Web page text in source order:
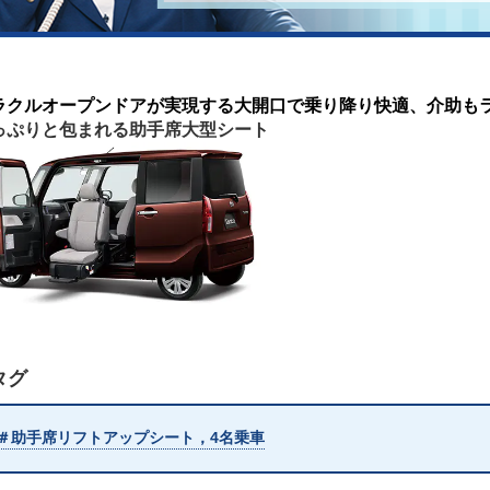
クルオープンドアが実現する大開口で乗り降り快適、介助も
ぷりと包まれる助手席大型シート
グ
助手席リフトアップシート，4名乗車